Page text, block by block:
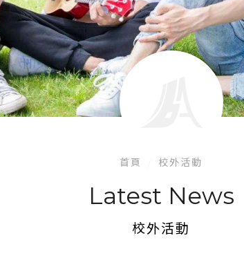
首頁 校外活動
Latest News
校外活動